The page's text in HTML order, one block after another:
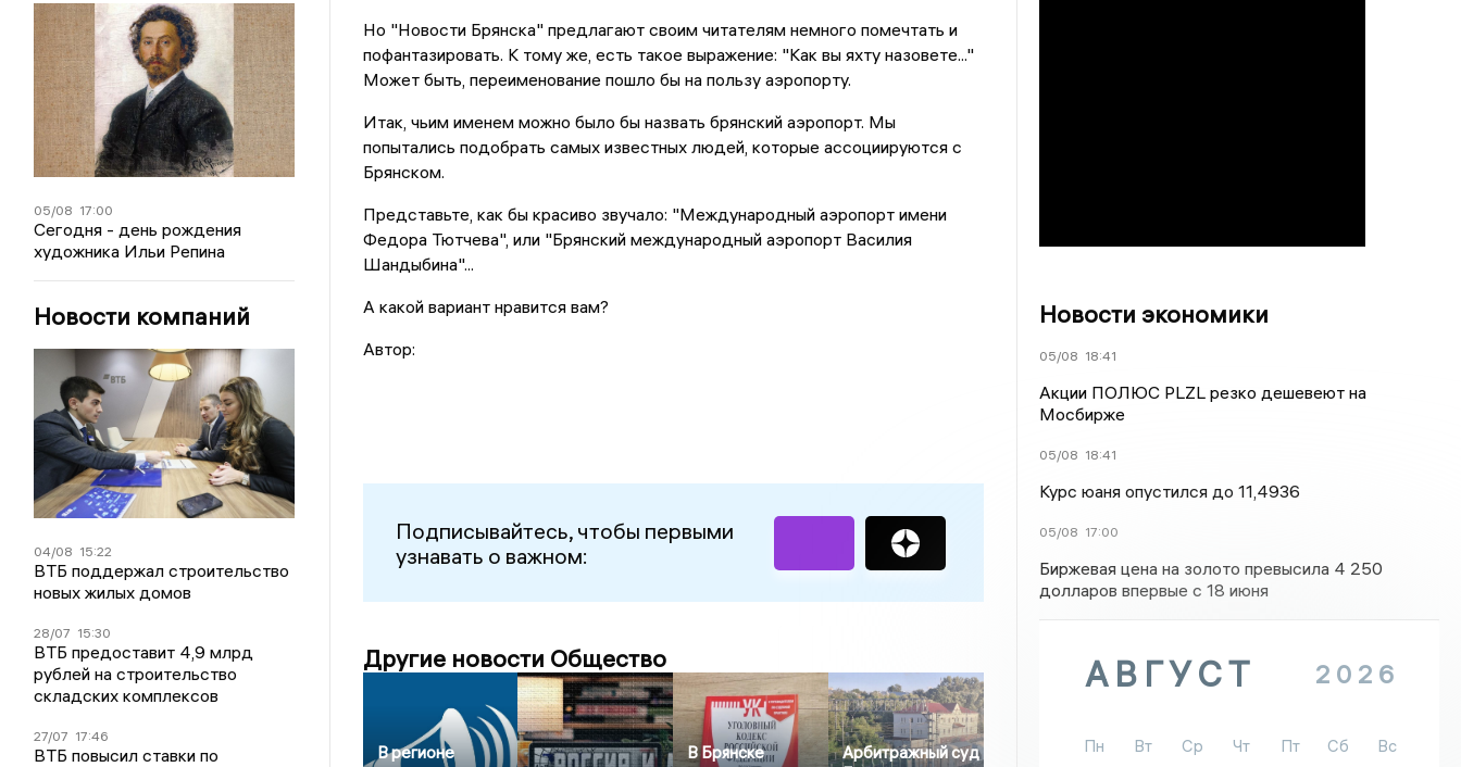
05/08 17:00
Сегодня - день рождения
художника Ильи Репина
Новости компаний
04/08 15:22
ВТБ поддержал строительство
новых жилых домов
28/07 15:30
ВТБ предоставит 4,9 млрд
рублей на строительство
складских комплексов
27/07 17:46
ВТБ повысил ставки по
Но "Новости Брянска" предлагают своим читателям немного помечтать и
пофантазировать. К тому же, есть такое выражение: "Как вы яхту назовете..."
Может быть, переименование пошло бы на пользу аэропорту.
Итак, чьим именем можно было бы назвать брянский аэропорт. Мы
попытались подобрать самых известных людей, которые ассоциируются с
Брянском.
Представьте, как бы красиво звучало: "Международный аэропорт имени
Федора Тютчева", или "Брянский международный аэропорт Василия
Шандыбина"...
А какой вариант нравится вам?
Автор:
Подписывайтесь, чтобы первыми
узнавать о важном:
Другие новости Общество
В регионе
В Брянске
Арбитражный суд
Новости экономики
05/08 18:41
Акции ПОЛЮС PLZL резко дешевеют на
Мосбирже
05/08 18:41
Курс юаня опустился до 11,4936
05/08 17:00
Биржевая цена на золото превысила 4 250
долларов впервые с 18 июня
АВГУСТ 2026
Пн Вт Ср Чт Пт Сб
Вс